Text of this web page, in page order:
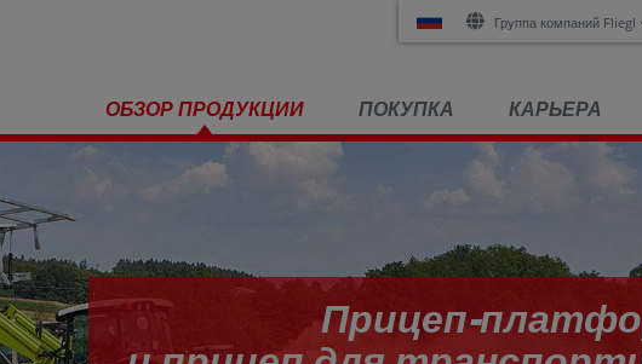
Группа компаний Fliegl
ОБЗОР ПРОДУКЦИИ ПОКУПКА КАРЬЕРА
Прицеп-